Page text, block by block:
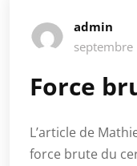
admin
septembre
Force
L’article de
force brute du